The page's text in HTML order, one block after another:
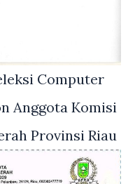
Computer
Anggota Komisi
Provinsi Riau